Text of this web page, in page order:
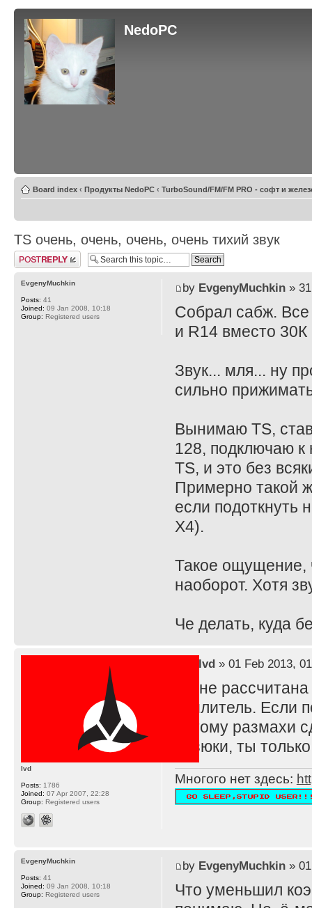
NedoPC
Board index ‹ Продукты NedoPC ‹ TurboSound/FM/FM PRO - софт и
TS очень, очень, очень, очень тихий звук
Post a reply
by EvgenyMuchkin» 31
Собрал сабж.
и R14 вместо 30К
Звук... мля... ну
сильно
Вынимаю TS,
128, подключаю к
TS, и это без
Примерно такой
если подоткнуть
X4).
Такое ощущение,
наоборот. Хотя
Че делать, куда
EvgenyMuchkin
Posts: 41
Joined: 09 Jan 2008, 10:18
Group: Registered users
lvd» 01 Feb 2013,
TS не
усилитель. Если
потому размахи
резюки, ты
Многого нет здесь:
lvd
Posts: 1786
Joined: 07 Apr 2007, 22:28
Group: Registered users
by EvgenyMuchkin» 01
Что уменьшил
EvgenyMuchkin
Posts: 41
Joined: 09 Jan 2008, 10:18
Group: Registered users